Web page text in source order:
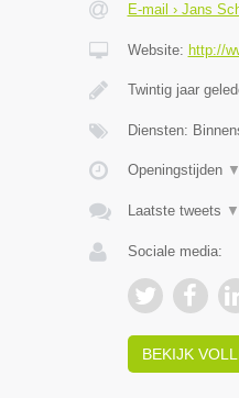
E-mail › Jans
Website: http://
Twintig jaar
Diensten:
Openingstijden ▼
Laatste tweets ▼
Sociale media:
BEKIJK